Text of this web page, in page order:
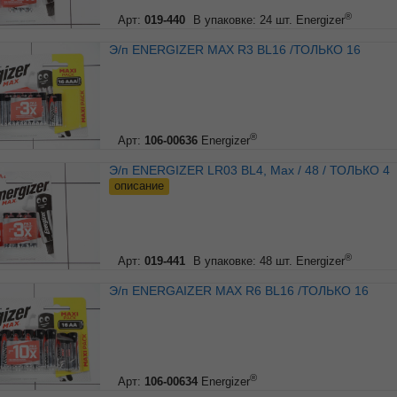
Арт: 019-440 В упаковке: 24 шт. Energizer®
Э/п ENERGIZER МАХ R3 BL16 /ТОЛЬКО 16
Арт: 106-00636 Energizer®
Э/п ENERGIZER LR03 BL4, Max / 48 / ТОЛЬКО 4
описание
Арт: 019-441 В упаковке: 48 шт. Energizer®
Э/п ENERGAIZER МАХ R6 BL16 /ТОЛЬКО 16
Арт: 106-00634 Energizer®